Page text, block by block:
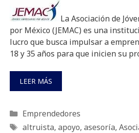
La Asociación de
por México (JEMAC) es una
lucro que busca impulsar a
18 y 35 años para que inicien su
LEER MÁS
Categorías
Emprendedores
Etiquetas
altruista, apoyo, asesoría,